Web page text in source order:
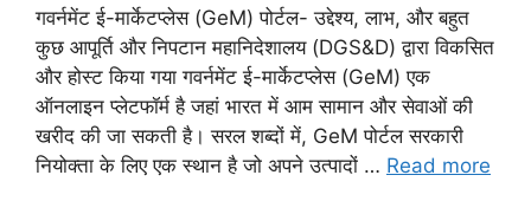
गवर्नमेंट ई-मार्केटप्लेस (GeM) पोर्टल- उद्देश्य, लाभ, और बहुत
कुछ आपूर्ति और निपटान महानिदेशालय (DGS&D) द्वारा विकसित
और होस्ट किया गया गवर्नमेंट ई-मार्केटप्लेस (GeM) एक
ऑनलाइन प्लेटफॉर्म है जहां भारत में आम सामान और सेवाओं की
खरीद की जा सकती है। सरल शब्दों में, GeM पोर्टल सरकारी
नियोक्ता के लिए एक स्थान है जो अपने उत्पादों … Read more